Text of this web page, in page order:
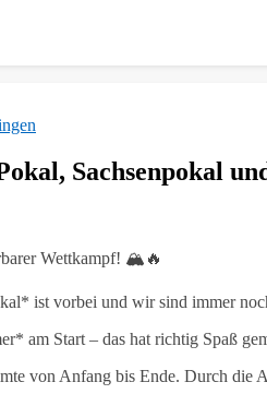
Sachsenpokal
Wettkampf! 🏔️🔥
ist vorbei und wir sind immer
am Start – das hat richtig Spaß
von Anfang bis Ende. Durch die